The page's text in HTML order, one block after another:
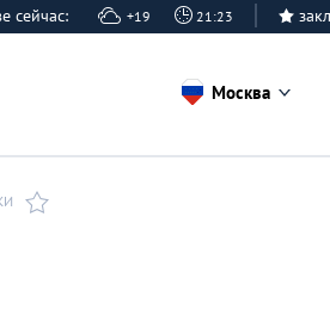
сейчас: +19 21:23
Москва